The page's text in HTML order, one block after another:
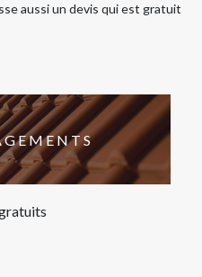
aussi un devis qui est gratuit